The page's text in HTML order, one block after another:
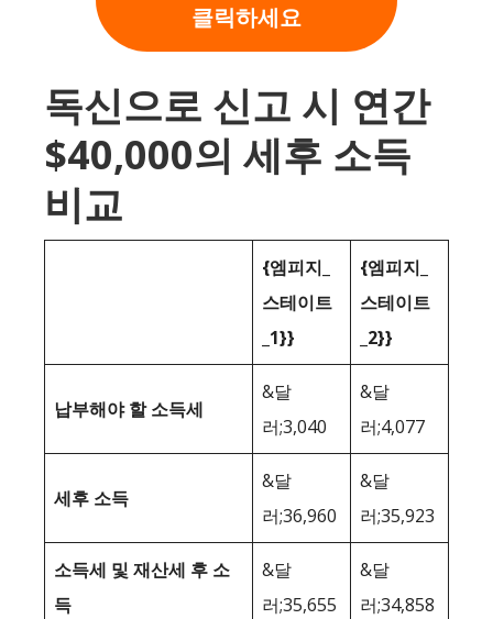
클릭하세요
독신으로 신고 시 연간
$40,000의 세후 소득
비교
{엠피지_
스테이트
_1}}
{엠피지_
스테이트
_2}}
납부해야 할 소득세
&달
러;3,040
&달
러;4,077
세후 소득
&달
러;36,960
&달
러;35,923
소득세 및 재산세 후 소
득
&달
러;35,655
&달
러;34,858